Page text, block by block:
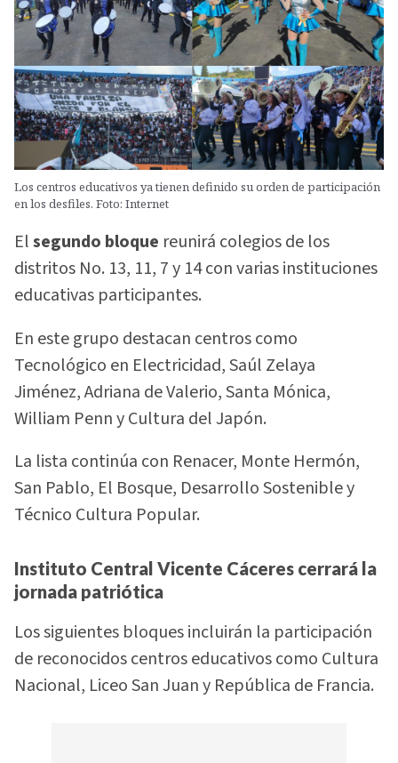
Los centros educativos ya tienen definido su orden de participación
en los desfiles. Foto: Internet
Elsegundo bloque reunirá colegios de los
distritos No. 13, 11, 7 y 14 con varias instituciones
educativas participantes.
En este grupo destacan centros como
Tecnológico en Electricidad, Saúl Zelaya
Jiménez, Adriana de Valerio, Santa Mónica,
William Penn y Cultura del Japón.
La lista continúa con Renacer, Monte Hermón,
San Pablo, El Bosque, Desarrollo Sostenible y
Técnico Cultura Popular.
Instituto Central Vicente Cáceres cerrará la
jornada patriótica
Los siguientes bloques incluirán la participación
de reconocidos centros educativos como Cultura
Nacional, Liceo San Juan y República de Francia.